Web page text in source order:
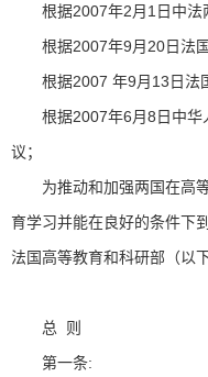
根据2007年2月1日中法
根据2007年9月20日法国
根据2007 年9月13日法国
根据2007年6月8日中华
议；
为推动和加强两国在高等
育学习并能在良好的条件下
法国高等教育和科研部（以
总 则
第一条: